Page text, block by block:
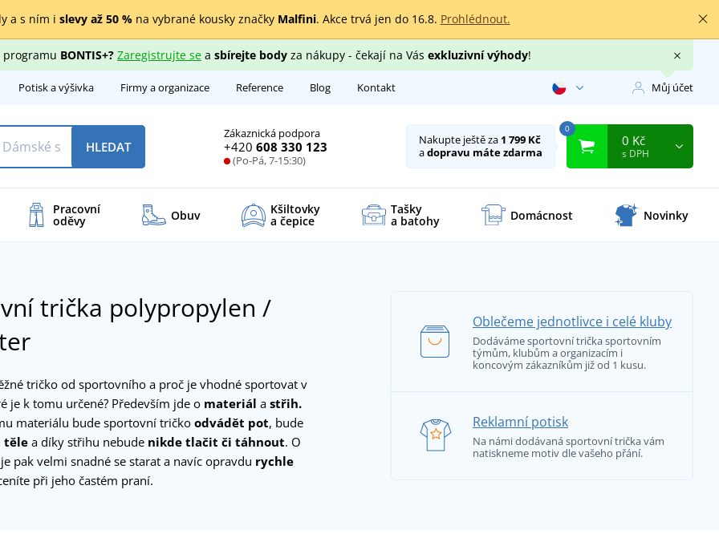
a s ním i slevy až 50 %na vybrané kousky značky Malfini. Akce trvá jen do 16.8. Prohlédnout.
programu BONTIS+? Zaregistrujte sea sbírejte bodyza nákupy - čekají na Vás exkluzivní výhody!
Potisk a výšivka Firmy a organizace Reference Blog Kontakt Můj účet
Zákaznická podpora
+420 608 330 123
(Po-Pá, 7-15:30)
HLEDAT Nakupte ještě za 1 799 Kč
adopravu máte zdarma
0
0 Kč
s DPH
Pracovní
oděvy Obuv Kšiltovky
a čepice
Tašky
a batohy Domácnost Novinky
trička polypropylen /
tričko od sportovního a proč je vhodné sportovat v
je k tomu určené? Především jde o materiál a střih.
materiálu bude sportovní tričko odvádět pot, bude
tělea díky střihu nebude nikde tlačit či táhnout. O
pak velmi snadné se starat a navíc opravdu rychle
při jeho častém praní.
Oblečeme jednotlivce i celé kluby
Dodáváme sportovní trička sportovním
týmům, klubům a organizacím i
koncovým zákazníkům již od 1 kusu.
Reklamní potisk
Na námi dodávaná sportovní trička vám
natiskneme motiv dle vašeho přání.